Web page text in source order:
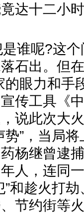
达十二小
谁呢?这
石出。但
的眼力和手
传工具《
说此次大
势”，当局
杨继曾逮
人，连同
”和趁火打
节约街等